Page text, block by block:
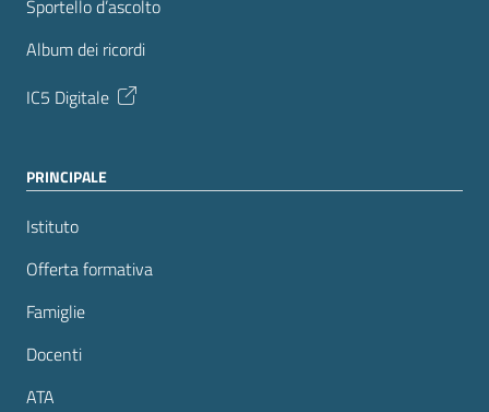
Sportello d’ascolto
Album dei ricordi
IC5 Digitale
PRINCIPALE
Istituto
Offerta formativa
Famiglie
Docenti
ATA